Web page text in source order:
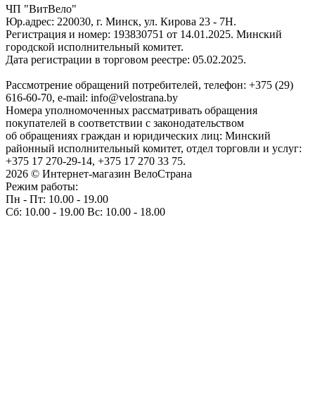
ЧП "ВитВело"
Юр.адрес: 220030, г. Минск, ул. Кирова 23 - 7Н.
Регистрация и номер: 193830751 от 14.01.2025. Минский
городской исполнительный комитет.
Дата регистрации в торговом реестре: 05.02.2025.
Рассмотрение обращений потребителей, телефон: +375 (29)
616-60-70, e-mail: info@velostrana.by
Номера уполномоченных рассматривать обращения
покупателей в соответствии с законодательством
об обращениях граждан и юридических лиц: Минский
районный исполнительный комитет, отдел торговли и услуг:
+375 17 270-29-14, +375 17 270 33 75.
2026 © Интернет-магазин ВелоСтрана
Режим работы:
Пн - Пт: 10.00 - 19.00
Сб: 10.00 - 19.00 Вс: 10.00 - 18.00